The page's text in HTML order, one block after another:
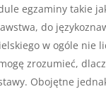
egzaminy takie
do
w ogóle nie
zrozumieć,
Obojętne